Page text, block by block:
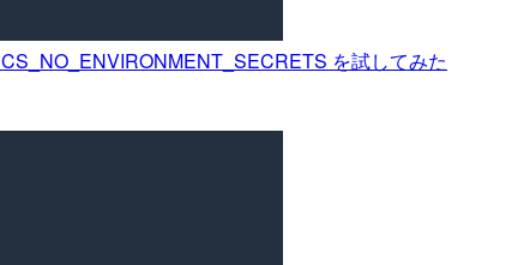
を試してみた